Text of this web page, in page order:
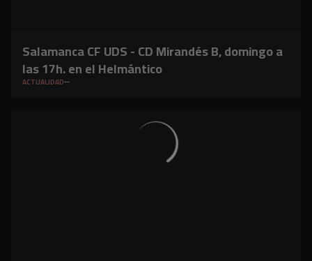
Salamanca CF UDS - CD Mirandés B, domingo a
las 17h. en el Helmántico
ACTUALIDAD